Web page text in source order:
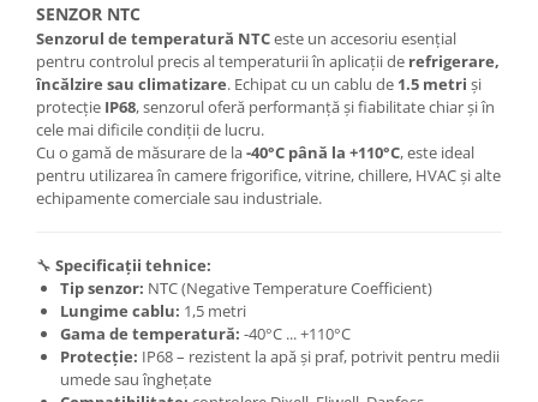
SENZOR NTC
Senzorul de temperatură NTCeste un accesoriu esențial
pentru controlul precis al temperaturii în aplicații de refrigerare,
încălzire sau climatizare. Echipat cu un cablu de 1.5 metri și
protecție IP68, senzorul oferă performanță și fiabilitate chiar și în
cele mai dificile condiții de lucru.
Cu o gamă de măsurare de la-40°C până la +110°C, este ideal
pentru utilizarea în camere frigorifice, vitrine, chillere, HVAC și alte
echipamente comerciale sau industriale.
🔧 Specificații tehnice:
Tip senzor: NTC (Negative Temperature Coefficient)
Lungime cablu: 1,5 metri
Gama de temperatură: -40°C ... +110°C
Protecție: IP68 – rezistent la apă și praf, potrivit pentru medii
umede sau înghețate